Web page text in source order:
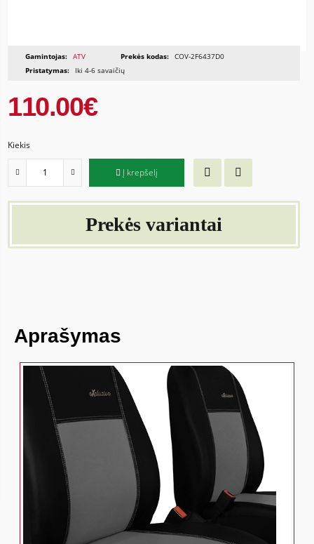
Gamintojas: ATV Prekės kodas: COV-2F6437D0
Pristatymas:
Iki 4-6 savaičių
110.00€
Kiekis
Į krepšelį
Prekės variantai
Aprašymas